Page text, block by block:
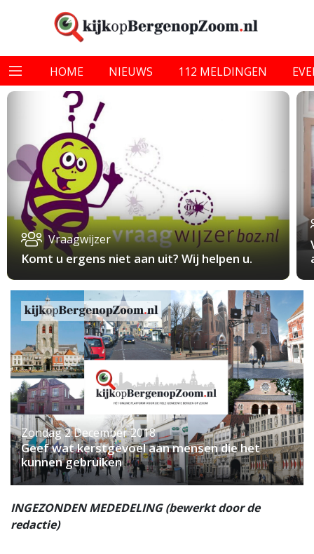
HOME NIEUWS 112 MELDINGEN
Vraagwijzer
Komt u ergens niet aan uit? Wij helpen u.
Zondag 2 December 2018
Geef wat kerstgevoel aan mensen die het
kunnen gebruiken
INGEZONDEN MEDEDELING (bewerkt door de
redactie)